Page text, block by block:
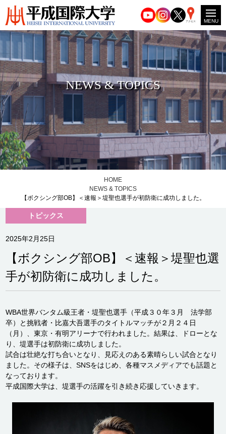
アクセス MENU
NEWS & TOPICS
HOME
NEWS & TOPICS
【ボクシング部OB】＜速報＞堤聖也選手が初防衛に成功しました。
トピックス
2025年2月25日
【ボクシング部OB】＜速報＞堤聖也選
手が初防衛に成功しました。
WBA世界バンタム級王者・堤聖也選手（平成３０年３月 法学部
卒）と挑戦者・比嘉大吾選手のタイトルマッチが２月２４日
（月）、東京・有明アリーナで行われました。結果は、ドローとな
り、堤選手は初防衛に成功しました。
試合は壮絶な打ち合いとなり、見応えのある素晴らしい試合となり
ました。その様子は、SNSをはじめ、各種マスメディアでも話題と
なっております。
平成国際大学は、堤選手の活躍を引き続き応援していきます。